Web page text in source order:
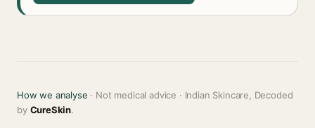
How we analyse · Not medical advice · Indian Skincare, Decoded
by CureSkin.